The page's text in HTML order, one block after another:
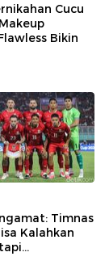
Cucu
Bikin
Timnas
Kalahkan